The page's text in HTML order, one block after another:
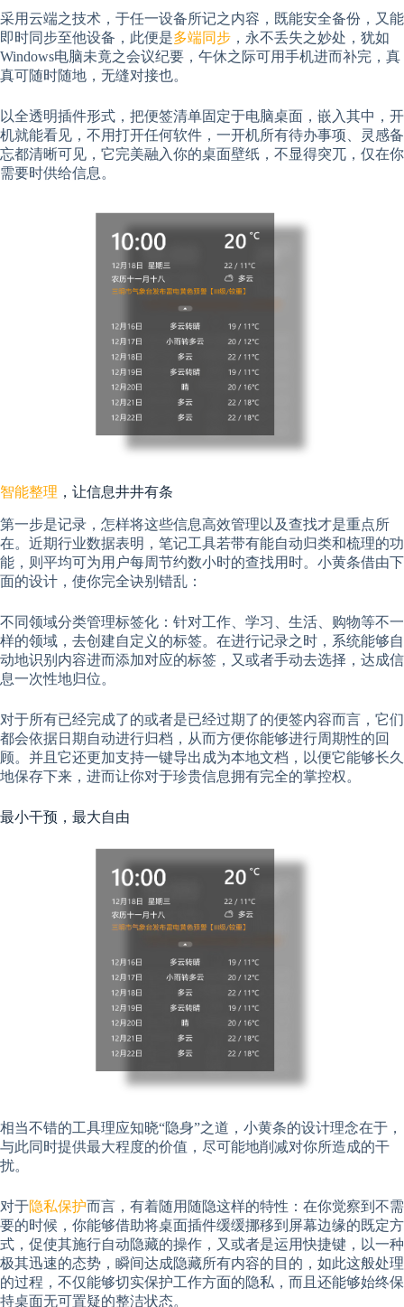
采用云端之技术，于任一设备所记之内容，既能安全备份，又能
即时同步至他设备，此便是多端同步 ，永不丢失之妙处，犹如
Windows电脑未竟之会议纪要，午休之际可用手机进而补完，真
真可随时随地，无缝对接也。
以全透明插件形式，把便签清单固定于电脑桌面，嵌入其中，开
机就能看见，不用打开任何软件，一开机所有待办事项、灵感备
忘都清晰可见，它完美融入你的桌面壁纸，不显得突兀，仅在你
需要时供给信息。
智能整理 ，让信息井井有条
第一步是记录，怎样将这些信息高效管理以及查找才是重点所
在。近期行业数据表明，笔记工具若带有能自动归类和梳理的功
能，则平均可为用户每周节约数小时的查找用时。小黄条借由下
面的设计，使你完全诀别错乱：
不同领域分类管理标签化：针对工作、学习、生活、购物等不一
样的领域，去创建自定义的标签。在进行记录之时，系统能够自
动地识别内容进而添加对应的标签，又或者手动去选择，达成信
息一次性地归位。
对于所有已经完成了的或者是已经过期了的便签内容而言，它们
都会依据日期自动进行归档，从而方便你能够进行周期性的回
顾。并且它还更加支持一键导出成为本地文档，以便它能够长久
地保存下来，进而让你对于珍贵信息拥有完全的掌控权。
最小干预，最大自由
相当不错的工具理应知晓“隐身”之道，小黄条的设计理念在于，
与此同时提供最大程度的价值，尽可能地削减对你所造成的干
扰。
对于隐私保护而言，有着随用随隐这样的特性：在你觉察到不需
要的时候，你能够借助将桌面插件缓缓挪移到屏幕边缘的既定方
式，促使其施行自动隐藏的操作，又或者是运用快捷键，以一种
极其迅速的态势，瞬间达成隐藏所有内容的目的，如此这般处理
的过程，不仅能够切实保护工作方面的隐私，而且还能够始终保
持桌面无可置疑的整洁状态。